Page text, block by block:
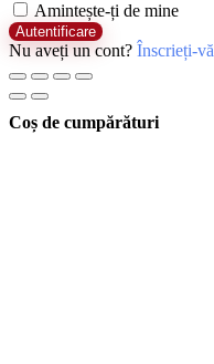
Amintește-ți de mine
Autentificare
Nu aveți un cont? Înscrieți-vă
Coș de cumpărături